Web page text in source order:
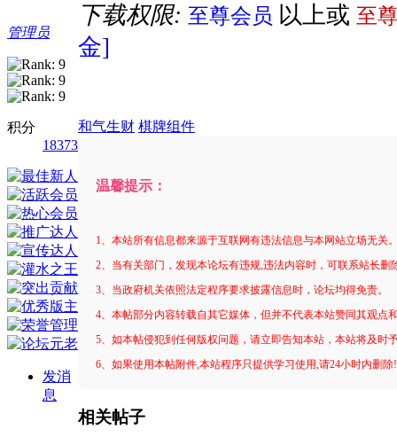
管理员
积分
18373
发消
息
下载权限: 至尊会员 以上或 至
金]
和气生财 棋牌组件
温馨提示：
1、本站所有信息都来源于互联网有违法信息与本网站立场无关
2、当有关部门，发现本论坛有违规,违法内容时，可联系站长删
3、当政府机关依照法定程序要求披露信息时，论坛均得免责。
4、本帖部分内容转载自其它媒体，但并不代表本站赞同其观点
5、如本帖侵犯到任何版权问题，请立即告知本站，本站将及时
6、如果使用本帖附件,本站程序只提供学习使用,请24小时内删
相关帖子